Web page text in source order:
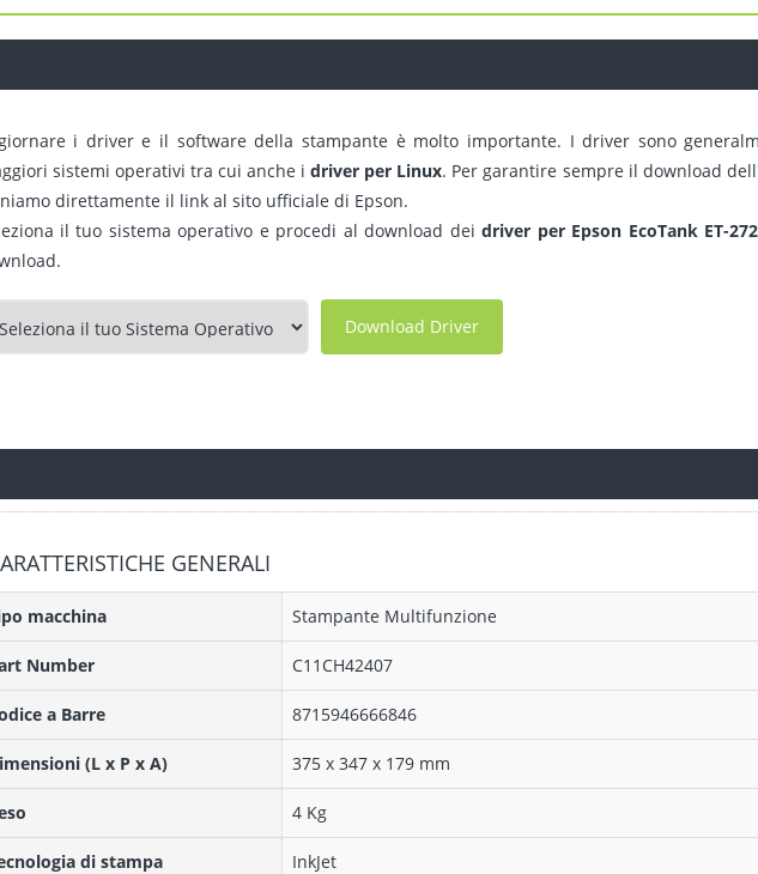
i driver e il software della stampante è molto importante. I driver sono
sistemi operativi tra cui anche idriver per Linux. Per garantire sempre il download
direttamente il link al sito ufficiale di Epson.
il tuo sistema operativo e procedi al download deidriver per Epson EcoTank ET-
Download Driver
GENERALI
macchina Stampante Multifunzione
Number C11CH42407
a Barre 8715946666846
(L x P x A) 375‎ x 347 x 179 mm
4 Kg
di stampa InkJet